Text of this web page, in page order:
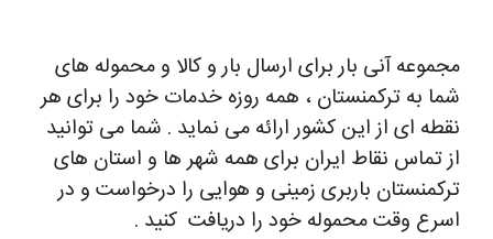
مجموعه آنی بار برای ارسال بار و کالا و محموله های
شما به ترکمنستان ، همه روزه خدمات خود را برای هر
نقطه ای از این کشور ارائه می نماید . شما می توانید
از تماس نقاط ایران برای همه شهر ها و استان های
ترکمنستان باربری زمینی و هوایی را درخواست و در
اسرع وقت محموله خود را دریافت کنید .